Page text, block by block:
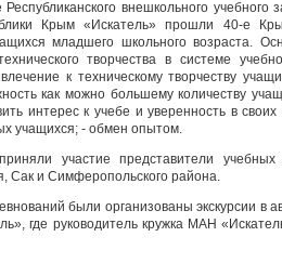
внешкольного
Крым «Искатель» прошли 40-е
младшего школьного возраста.
творчества в системе
к техническому творчеству
как можно большему количеству
интерес к учебе и уверенность в
учащихся; - обмен опытом.
участие представители
Сак и Симферопольского района.
были организованы экскурсии
где руководитель кружка МАН